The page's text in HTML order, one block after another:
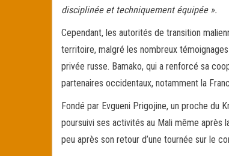
disciplinée et techniquement équipée ».
Cependant, les autorités de transition
territoire, malgré les nombreux
privée russe. Bamako, qui a renforcé sa
partenaires occidentaux, notamment la
Fondé par Evgueni Prigojine, un proche du
poursuivi ses activités au Mali même après
peu après son retour d’une tournée sur le